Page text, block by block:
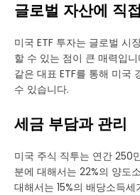
글로벌 자산에 직
미국 ETF 투자는 글로벌 시
할 수 있는 점이 큰 매력입
같은 대표 ETF를 통해 미국
수 있습니다.
세금 부담과 관리
미국 주식 직투는 연간 250
분에 대해서는 22%의 양도
대해서는 15%의 배당소득